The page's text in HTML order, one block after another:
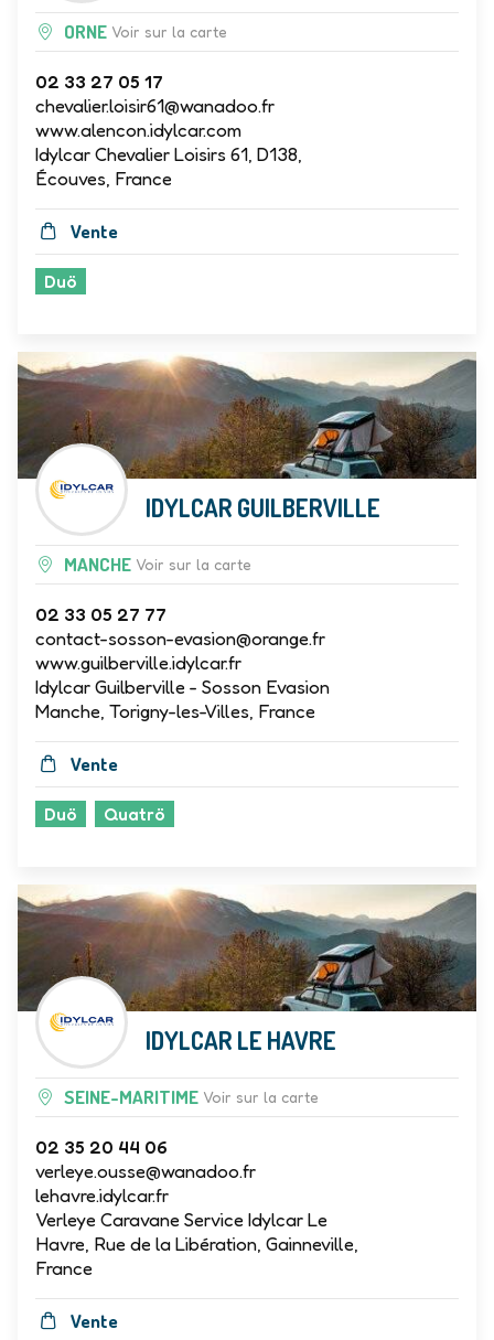
ORNE Voir sur la carte
02 33 27 05 17
chevalier.loisir61@wanadoo.fr
www.alencon.idylcar.com
Idylcar Chevalier Loisirs 61, D138,
Écouves, France
Vente
Duö
IDYLCAR GUILBERVILLE
MANCHE Voir sur la carte
02 33 05 27 77
contact-sosson-evasion@orange.fr
www.guilberville.idylcar.fr
Idylcar Guilberville - Sosson Evasion
Manche, Torigny-les-Villes, France
Vente
Duö Quatrö
IDYLCAR LE HAVRE
SEINE-MARITIME Voir sur la carte
02 35 20 44 06
verleye.ousse@wanadoo.fr
lehavre.idylcar.fr
Verleye Caravane Service Idylcar Le
Havre, Rue de la Libération, Gainneville,
France
Vente